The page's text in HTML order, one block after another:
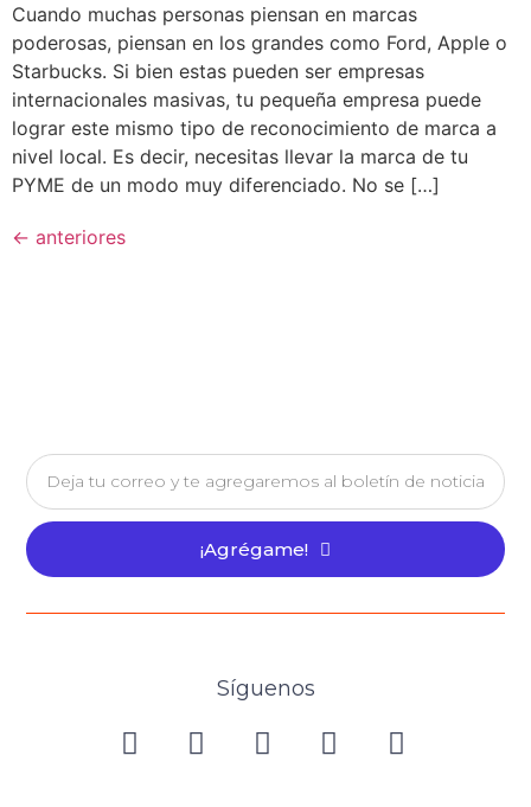
Cuando muchas personas piensan en marcas
poderosas, piensan en los grandes como Ford, Apple o
Starbucks. Si bien estas pueden ser empresas
internacionales masivas, tu pequeña empresa puede
lograr este mismo tipo de reconocimiento de marca a
nivel local. Es decir, necesitas llevar la marca de tu
PYME de un modo muy diferenciado. No se […]
← anteriores
¡Agrégame!
Síguenos